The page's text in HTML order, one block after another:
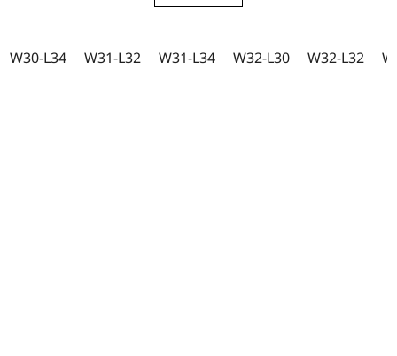
hvězdiček.
W30-L34 W31-L32 W31-L34 W32-L30 W32-L32